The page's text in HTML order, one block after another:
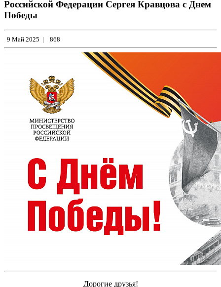
Российской Федерации Сергея Кравцова с Днем
Победы
9 Май 2025 | 868
Дорогие друзья!